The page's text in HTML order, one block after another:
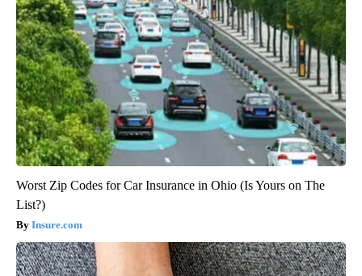
Worst Zip Codes for Car Insurance in Ohio (Is Yours on The
List?)
Insure.com